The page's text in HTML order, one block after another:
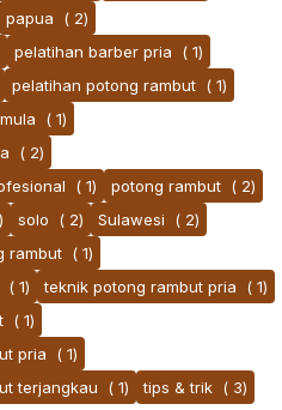
papua
( 2)
pelatihan barber pria
( 1)
pelatihan potong rambut ( 1)
( 1)
( 2)
( 1) potong rambut ( 2)
solo ( 2) Sulawesi
( 2)
rambut ( 1)
( 1) teknik potong rambut pria
( 1)
( 1)
pria
( 1)
terjangkau
( 1) tips & trik ( 3)